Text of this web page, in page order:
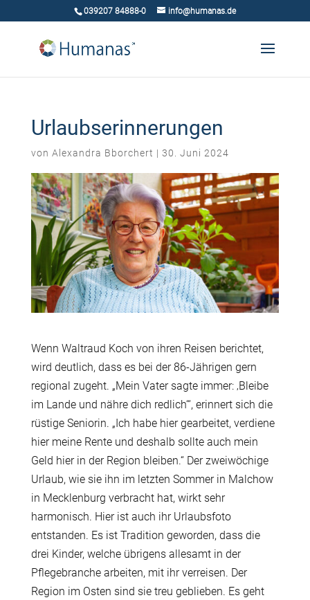
039207 84888-0 info@humanas.de
Urlaubserinnerungen
von Alexandra Bborchert | 30. Juni 2024
Wenn Waltraud Koch von ihren Reisen berichtet,
wird deutlich, dass es bei der 86-Jährigen gern
regional zugeht. „Mein Vater sagte immer: ‚Bleibe
im Lande und nähre dich redlich‘“, erinnert sich die
rüstige Seniorin. „Ich habe hier gearbeitet, verdiene
hier meine Rente und deshalb sollte auch mein
Geld hier in der Region bleiben.“ Der zweiwöchige
Urlaub, wie sie ihn im letzten Sommer in Malchow
in Mecklenburg verbracht hat, wirkt sehr
harmonisch. Hier ist auch ihr Urlaubsfoto
entstanden. Es ist Tradition geworden, dass die
drei Kinder, welche übrigens allesamt in der
Pflegebranche arbeiten, mit ihr verreisen. Der
Region im Osten sind sie treu geblieben. Es geht